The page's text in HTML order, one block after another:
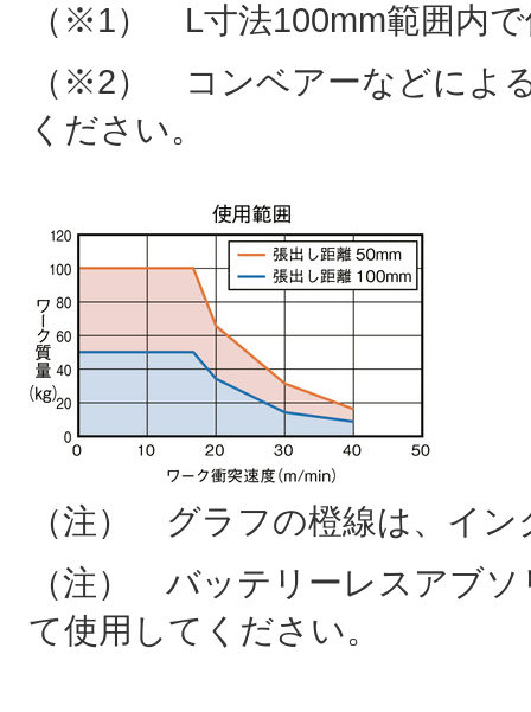
（※1） L寸法100mm範囲内
（※2） コンベアーなどによ
ください。
（注） グラフの橙線は、イ
（注） バッテリーレスアブ
て使用してください。